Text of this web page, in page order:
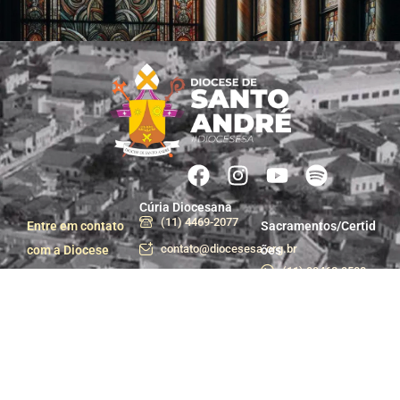
Entre em contato
com a Diocese
Cúria Diocesana
(11) 4469-2077
contato@diocesesa.org.br
Sacramentos/Certid
ões
(11) 99463-9500